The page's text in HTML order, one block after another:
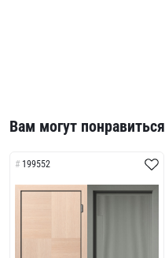
Вам могут понравиться
199552